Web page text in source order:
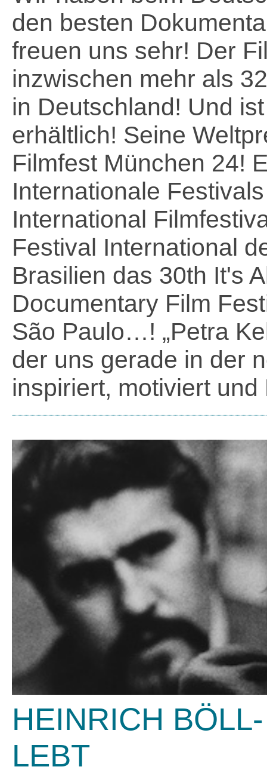
den besten
freuen uns sehr! Der
inzwischen mehr als
in Deutschland! Und
erhältlich! Seine
Filmfest München 24!
Internationale
International
Festival International
Brasilien das 30th It's
Documentary Film
São Paulo…! „Petra
der uns gerade in der
inspiriert, motiviert
HEINRICH
LEBT